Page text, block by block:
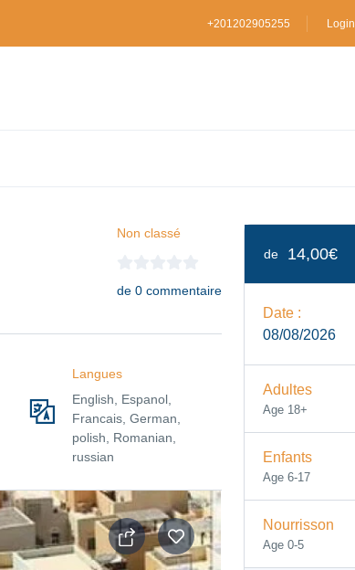
+201202905255 Login
Non classé
de 0 commentaire
Langues
English, Espanol,
Francais, German,
polish, Romanian,
russian
de 14,00€
Date :
08/08/2026
Adultes
Age 18+
Enfants
Age 6-17
Nourrisson
Age 0-5